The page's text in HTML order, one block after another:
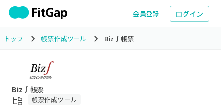
会員登録 ログイン
トップ 帳票作成ツール Biz∫帳票
Biz∫帳票
帳票作成ツール